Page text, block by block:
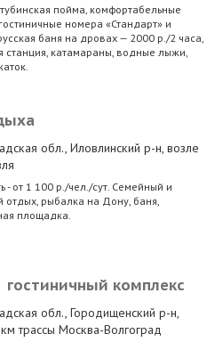
пойма, комфортабельные
номера «Стандарт» и
баня на дровах — 2000 р./2 часа,
станция, катамараны, водные лыжи,
обл., Иловлинский р-н, возле
- от 1 100 р./чел./сут. Семейный и
отдых, рыбалка на Дону, баня,
площадка.
гостиничный комплекс
обл., Городищенский р-н
трассы Москва-Волгоград